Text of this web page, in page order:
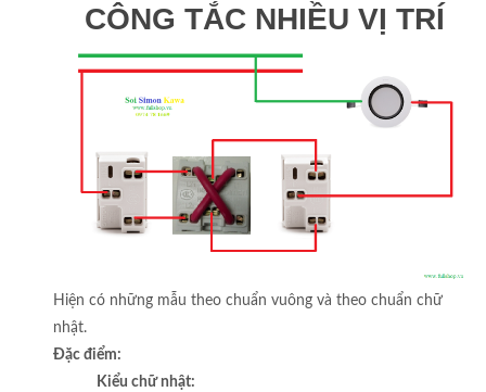
CÔNG TẮC NHIỀU VỊ TRÍ
Hiện có những mẫu theo chuẩn vuông và theo chuẩn chữ
nhật.
Đặc điểm:
Kiểu chữ nhật: